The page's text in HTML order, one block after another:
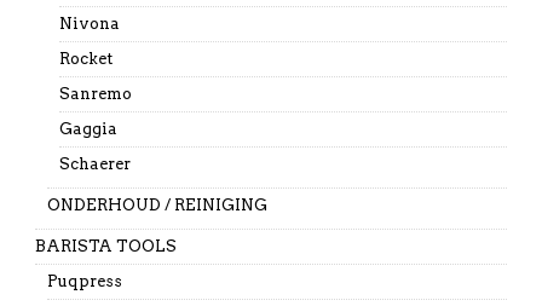
Nivona
Rocket
Sanremo
Gaggia
Schaerer
ONDERHOUD / REINIGING
BARISTA TOOLS
Puqpress